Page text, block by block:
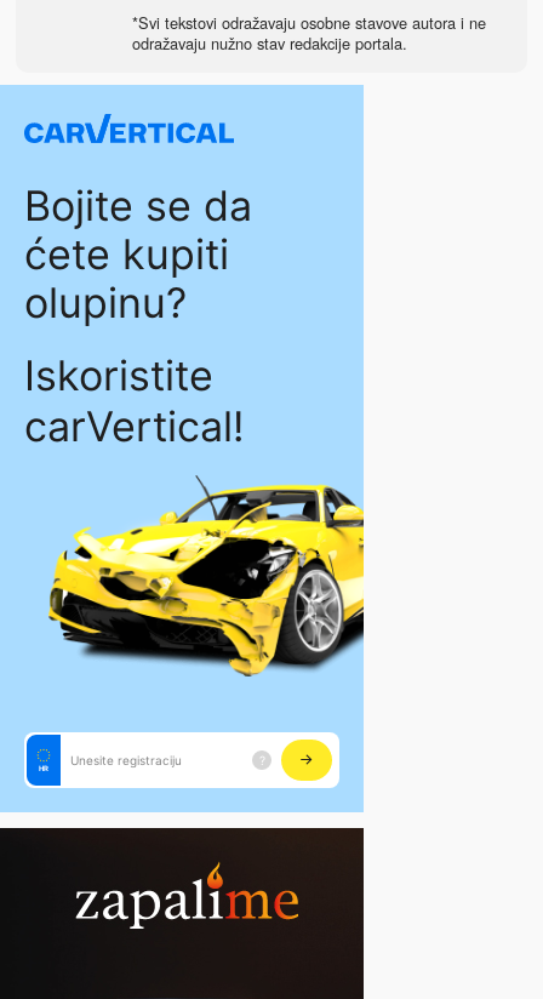
*Svi tekstovi odražavaju osobne stavove autora i ne
odražavaju nužno stav redakcije portala.